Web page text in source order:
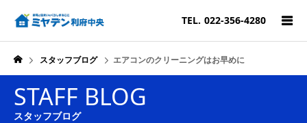
TEL. 022-356-4280
スタッフブログ エアコンのクリーニングはお早めに
STAFF BLOG
スタッフブログ